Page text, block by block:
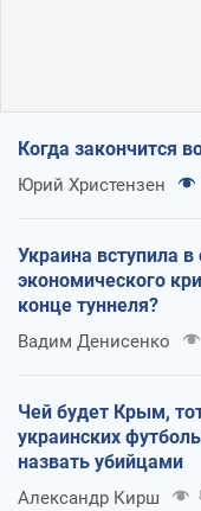
Когда закончится
Юрий Христензен
Украина вступила в
экономического
конце туннеля?
Вадим Денисенко
Чей будет Крым,
украинских
назвать убийцами
Александр Кирш